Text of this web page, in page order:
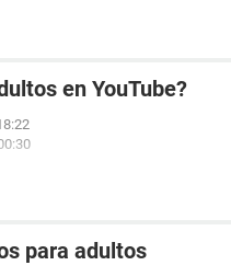
en YouTube?
para adultos